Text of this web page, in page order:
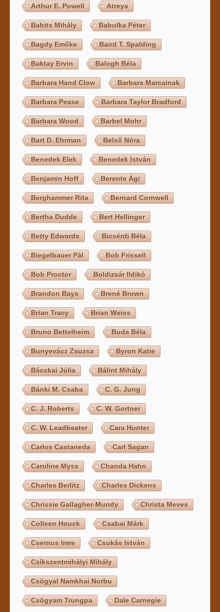
Arthur E. Powell Atreya
Babits Mihály Babulka Péter
Bagdy Emőke Baird T. Spalding
Baktay Ervin Balogh Béla
Barbara Hand Clow Barbara Marcainak
Barbara Pease Barbara Taylor Bradford
Barbara Wood Barbel Mohr
Bart D. Ehrman Belső Nóra
Benedek Elek Benedek István
Benjamin Hoff Berente Ági
Berghammer Rita Bernard Cornwell
Bertha Dudde Bert Hellinger
Betty Edwards Bicsérdi Béla
Biegelbauer Pál Bob Frissell
Bob Proctor Boldizsár Ildikó
Brandon Bays Brené Brown
Brian Tracy Brian Weiss
Bruno Bettelheim Buda Béla
Bunyevácz Zsuzsa Byron Katie
Bácskai Júlia Bálint Mihály
Bánki M. Csaba C. G. Jung
C. J. Roberts C. W. Gortner
C. W. Leadbeater Cara Hunter
Carlos Castaneda Carl Sagan
Caroline Myss Chanda Hahn
Charles Berlitz Charles Dickens
Chrissie Gallagher-Mundy Christa Meves
Colleen Houck Csabai Márk
Csernus Imre Csukás István
Csíkszentmihályi Mihály
Csögyal Namkhai Norbu
Csögyam Trungpa Dale Carnegie